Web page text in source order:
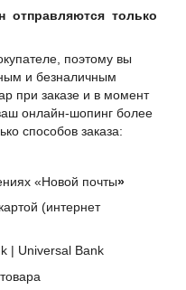
только
поэтому вы
и безналичным
при заказе и в момент
онлайн-шопинг более
способов заказа:
«Новой почты»
(интернет
| Universal Bank